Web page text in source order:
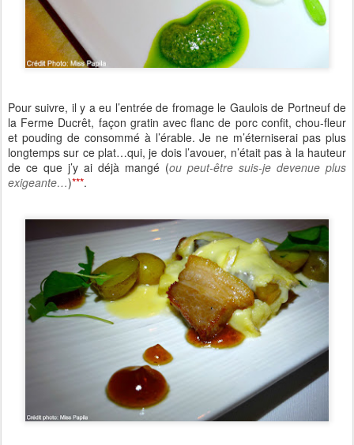
Pour suivre, il y a eu l’entrée de fromage le Gaulois de Portneuf de
la Ferme Ducrêt, façon gratin avec flanc de porc confit, chou-fleur
et pouding de consommé à l’érable. Je ne m’éterniserai pas plus
longtemps sur ce plat…qui, je dois l’avouer, n’était pas à la hauteur
de ce que j’y ai déjà mangé (ou peut-être suis-je devenue plus
exigeante…)***.